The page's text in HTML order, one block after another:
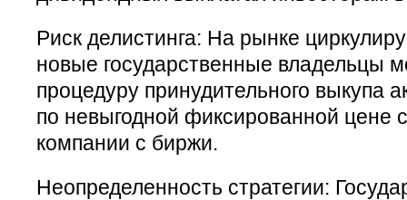
Риск делистинга: На рынке
новые государственные владельцы
процедуру принудительного выкупа
по невыгодной фиксированной
компании с биржи.
Неопределенность стратегии: